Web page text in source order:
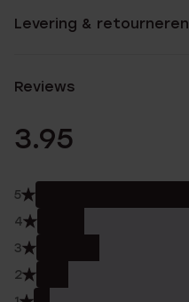
Levering & retourneren
Reviews
3.95
5
4
3
2